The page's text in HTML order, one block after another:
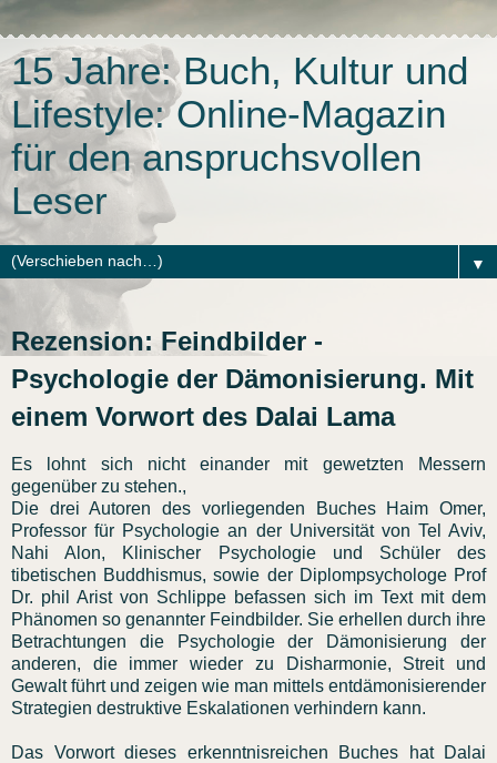
15 Jahre: Buch, Kultur und
Lifestyle: Online-Magazin
für den anspruchsvollen
Leser
▼
Rezension: Feindbilder -
Psychologie der Dämonisierung. Mit
einem Vorwort des Dalai Lama
Es lohnt sich nicht einander mit gewetzten Messern
gegenüber zu stehen.,
Die drei Autoren des vorliegenden Buches Haim Omer,
Professor für Psychologie an der Universität von Tel Aviv,
Nahi Alon, Klinischer Psychologie und Schüler des
tibetischen Buddhismus, sowie der Diplompsychologe Prof
Dr. phil Arist von Schlippe befassen sich im Text mit dem
Phänomen so genannter Feindbilder. Sie erhellen durch ihre
Betrachtungen die Psychologie der Dämonisierung der
anderen, die immer wieder zu Disharmonie, Streit und
Gewalt führt und zeigen wie man mittels entdämonisierender
Strategien destruktive Eskalationen verhindern kann.
Das Vorwort dieses erkenntnisreichen Buches hat Dalai